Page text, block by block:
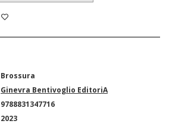
Brossura
Ginevra Bentivoglio EditoriA
9788831347716
2023